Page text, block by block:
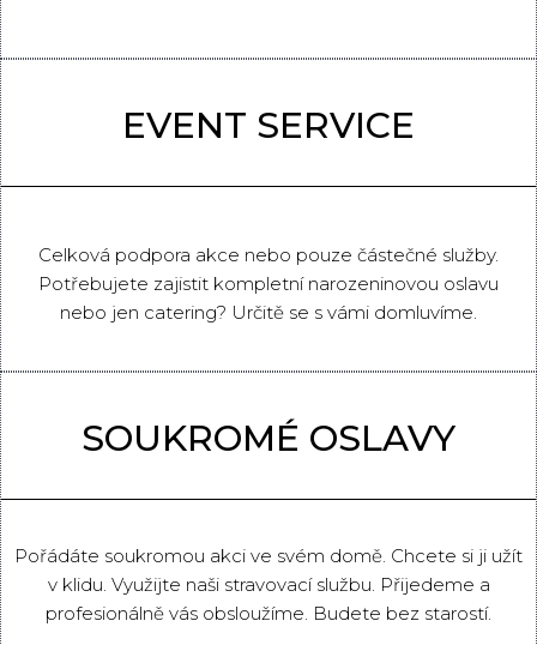
EVENT SERVICE
Celková podpora akce nebo pouze částečné služby.
Potřebujete zajistit kompletní narozeninovou oslavu
nebo jen catering? Určitě se s vámi domluvíme.
SOUKROMÉ OSLAVY
Pořádáte soukromou akci ve svém domě. Chcete si ji užít
v klidu. Využijte naši stravovací službu. Přijedeme a
profesionálně vás obsloužíme. Budete bez starostí.